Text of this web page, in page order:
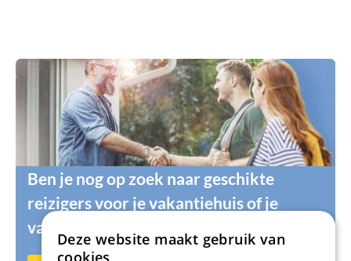
Ben je nog op zoek naar geschikte
reizigers voor je vakantiehuis of je
vakantiewoning?
Deze website maakt gebruik van
cookies